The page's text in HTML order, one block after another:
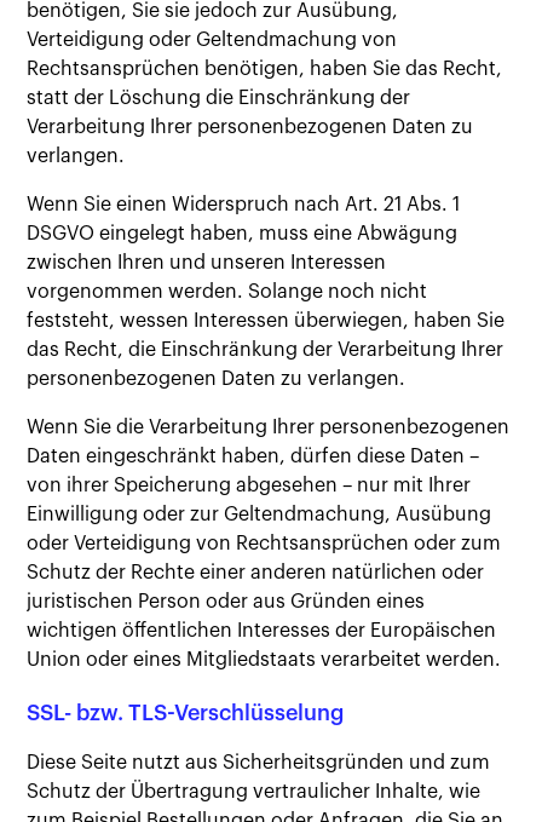
benötigen, Sie sie jedoch zur Ausübung,
Verteidigung oder Geltendmachung von
Rechtsansprüchen benötigen, haben Sie das Recht,
statt der Löschung die Einschränkung der
Verarbeitung Ihrer personenbezogenen Daten zu
verlangen.
Wenn Sie einen Widerspruch nach Art. 21 Abs. 1
DSGVO eingelegt haben, muss eine Abwägung
zwischen Ihren und unseren Interessen
vorgenommen werden. Solange noch nicht
feststeht, wessen Interessen überwiegen, haben Sie
das Recht, die Einschränkung der Verarbeitung Ihrer
personenbezogenen Daten zu verlangen.
Wenn Sie die Verarbeitung Ihrer personenbezogenen
Daten eingeschränkt haben, dürfen diese Daten –
von ihrer Speicherung abgesehen – nur mit Ihrer
Einwilligung oder zur Geltendmachung, Ausübung
oder Verteidigung von Rechtsansprüchen oder zum
Schutz der Rechte einer anderen natürlichen oder
juristischen Person oder aus Gründen eines
wichtigen öffentlichen Interesses der Europäischen
Union oder eines Mitgliedstaats verarbeitet werden.
SSL- bzw. TLS-Verschlüsselung
Diese Seite nutzt aus Sicherheitsgründen und zum
Schutz der Übertragung vertraulicher Inhalte, wie